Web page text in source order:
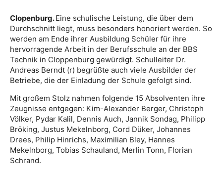
Clopenburg.Eine schulische Leistung, die über dem
Durchschnitt liegt, muss besonders honoriert werden. So
werden am Ende ihrer Ausbildung Schüler für ihre
hervorragende Arbeit in der Berufsschule an der BBS
Technik in Cloppenburg gewürdigt. Schulleiter Dr.
Andreas Berndt (r) begrüßte auch viele Ausbilder der
Betriebe, die der Einladung der Schule gefolgt sind.
Mit großem Stolz nahmen folgende 15 Absolventen ihre
Zeugnisse entgegen: Kim-Alexander Berger, Christoph
Völker, Pydar Kalil, Dennis Auch, Jannik Sondag, Philipp
Bröking, Justus Mekelnborg, Cord Düker, Johannes
Drees, Philip Hinrichs, Maximilian Bley, Hannes
Mekelnborg, Tobias Schauland, Merlin Tonn, Florian
Schrand.